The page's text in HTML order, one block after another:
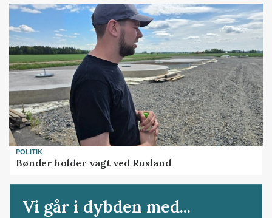
POLITIK
Bønder holder vagt ved Rusland
Vi går i dybden med...